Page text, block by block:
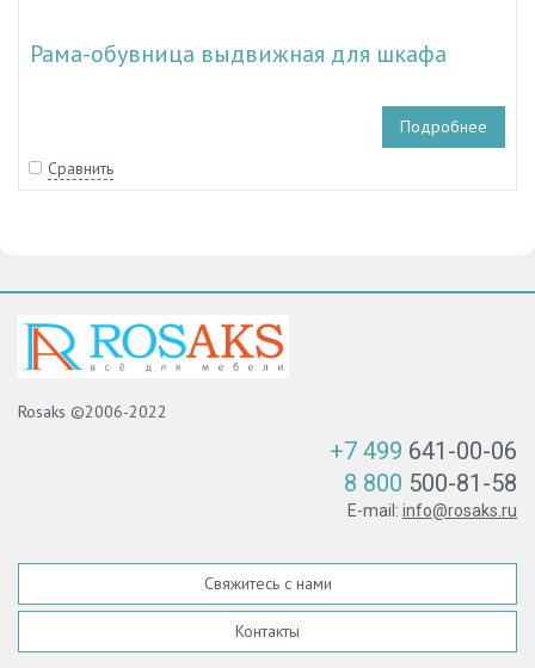
Рама-обувница выдвижная для шкафа
Подробнее
Сравнить
Rosaks ©2006-2022
+7 499 641-00-06
8 800 500-81-58
E-mail: info@rosaks.ru
Свяжитесь с нами
Контакты